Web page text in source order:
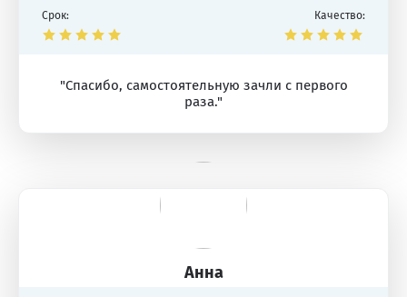
Срок: Качество:
"Спасибо, самостоятельную зачли с первого
раза."
Анна